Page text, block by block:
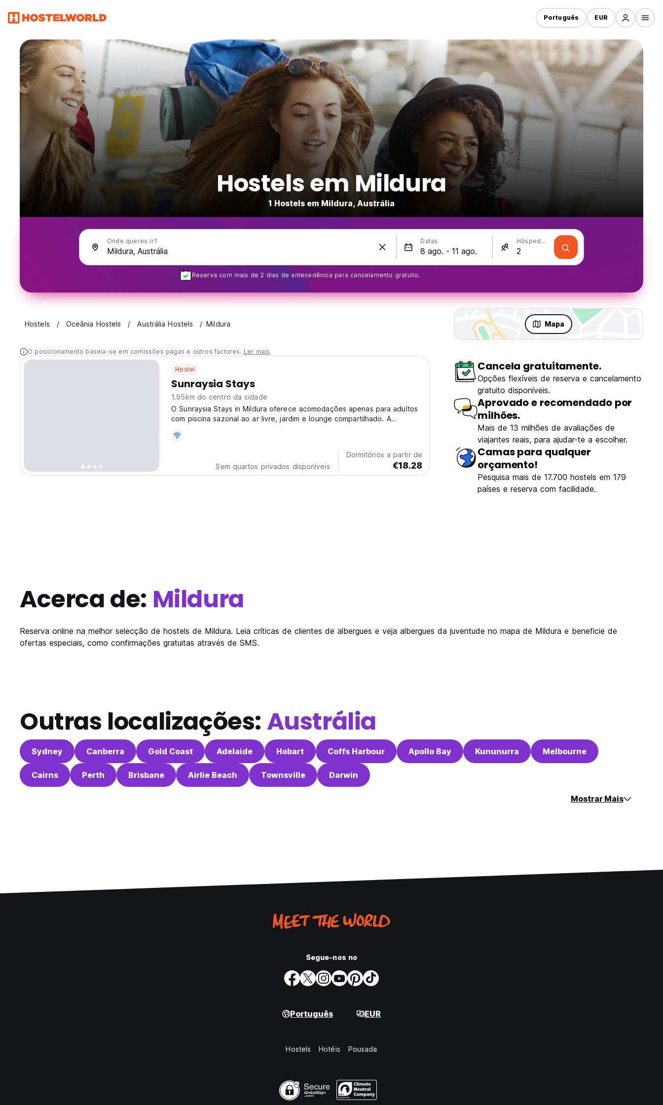
Português EUR
Hostels em Mildura
1 Hostels em Mildura, Austrália
Onde queres ir? Datas Hóspedes
Reserva com mais de 2 dias de antecedência para cancelamento gratuito.
Hostels Oceânia Hostels Austrália Hostels Mildura Mapa
O posicionamento baseia-se em comissões pagas e outros factores. Ler mais
Hostel
Sunraysia Stays
1.95km do centro da cidade
O Sunraysia Stays in Mildura oferece acomodações apenas para adultos
com piscina sazonal ao ar livre, jardim e lounge compartilhado. A
Sem quartos privados disponíveis
Dormitórios a partir de
€18.28
Cancela gratuitamente.
Opções flexíveis de reserva e cancelamento
gratuito disponíveis.
Aprovado e recomendado por
milhões.
Mais de 13 milhões de avaliações de
viajantes reais, para ajudar-te a escolher.
Camas para qualquer
orçamento!
Pesquisa mais de 17.700 hostels em 179
países e reserva com facilidade.
Acerca de: Mildura
Reserva online na melhor selecção de hostels de Mildura. Leia críticas de clientes de albergues e veja albergues da juventude no mapa de Mildura e beneficie de
ofertas especiais, como confirmações gratuitas através de SMS.
Outras localizações: Austrália
Sydney Canberra Gold Coast Adelaide Hobart Coffs Harbour Apollo Bay Kununurra Melbourne
Cairns Perth Brisbane Airlie Beach Townsville Darwin
Mostrar Mais
Segue-nos no
Português EUR
Hostels Hotéis Pousada